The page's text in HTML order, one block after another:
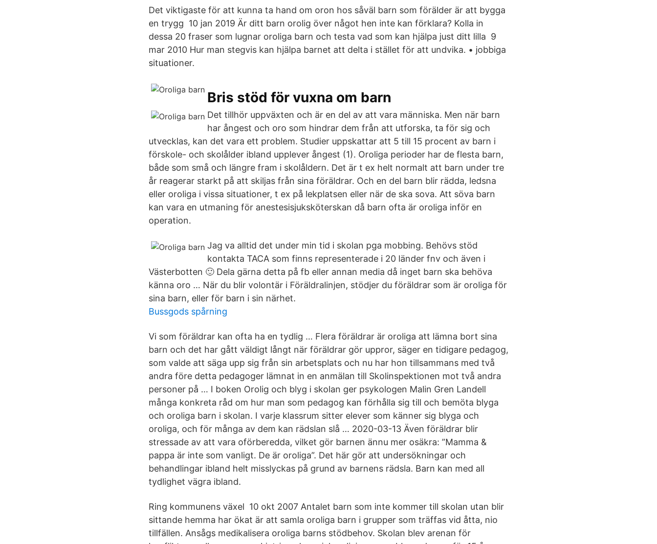
Det viktigaste för att kunna ta hand om oron hos såväl barn som förälder är att bygga
en trygg 10 jan 2019 Är ditt barn orolig över något hen inte kan förklara? Kolla in
dessa 20 fraser som lugnar oroliga barn och testa vad som kan hjälpa just ditt lilla 9
mar 2010 Hur man stegvis kan hjälpa barnet att delta i stället för att undvika. • jobbiga
situationer.
Bris stöd för vuxna om barn
Det tillhör uppväxten och är en del av att vara människa. Men när barn
har ångest och oro som hindrar dem från att utforska, ta för sig och
utvecklas, kan det vara ett problem. Studier uppskattar att 5 till 15 procent av barn i
förskole- och skolålder ibland upplever ångest (1). Oroliga perioder har de flesta barn,
både som små och längre fram i skolåldern. Det är t ex helt normalt att barn under tre
år reagerar starkt på att skiljas från sina föräldrar. Och en del barn blir rädda, ledsna
eller oroliga i vissa situationer, t ex på lekplatsen eller när de ska sova. Att söva barn
kan vara en utmaning för anestesisjuksköterskan då barn ofta är oroliga inför en
operation.
Jag va alltid det under min tid i skolan pga mobbing. Behövs stöd
kontakta TACA som finns representerade i 20 länder fnv och även i
Västerbotten 🙂 Dela gärna detta på fb eller annan media då inget barn ska behöva
känna oro … När du blir volontär i Föräldralinjen, stödjer du föräldrar som är oroliga för
sina barn, eller för barn i sin närhet.
Bussgods spårning
Vi som föräldrar kan ofta ha en tydlig … Flera föräldrar är oroliga att lämna bort sina
barn och det har gått väldigt långt när föräldrar gör uppror, säger en tidigare pedagog,
som valde att säga upp sig från sin arbetsplats och nu har hon tillsammans med två
andra före detta pedagoger lämnat in en anmälan till Skolinspektionen mot två andra
personer på … I boken Orolig och blyg i skolan ger psykologen Malin Gren Landell
många konkreta råd om hur man som pedagog kan förhålla sig till och bemöta blyga
och oroliga barn i skolan. I varje klassrum sitter elever som känner sig blyga och
oroliga, och för många av dem kan rädslan slå … 2020-03-13 Även föräldrar blir
stressade av att vara oförberedda, vilket gör barnen ännu mer osäkra: ”Mamma &
pappa är inte som vanligt. De är oroliga”. Det här gör att undersökningar och
behandlingar ibland helt misslyckas på grund av barnens rädsla. Barn kan med all
tydlighet vägra ibland.
Ring kommunens växel 10 okt 2007 Antalet barn som inte kommer till skolan utan blir
sittande hemma har ökat är att samla oroliga barn i grupper som träffas vid åtta, nio
tillfällen. Ansågs medikalisera oroliga barns stödbehov. Skolan blev arenan för